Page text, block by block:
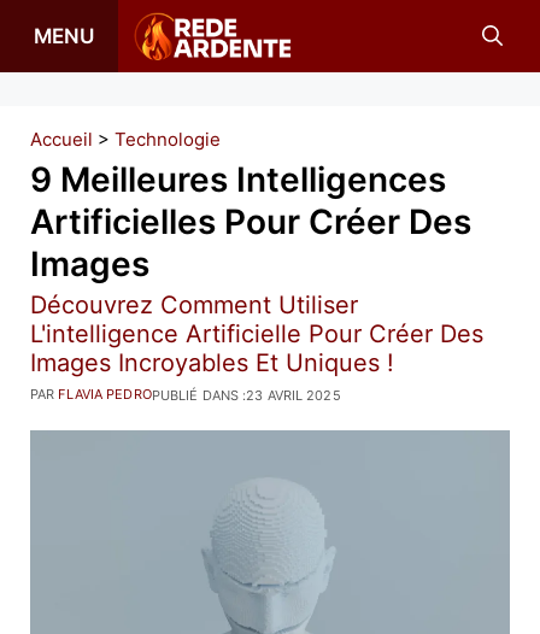
MENU
Accueil > Technologie
9 Meilleures Intelligences
Artificielles Pour Créer Des
Images
Découvrez Comment Utiliser
L'intelligence Artificielle Pour Créer Des
Images Incroyables Et Uniques !
PUBLIÉ DANS :23 AVRIL 2025
PAR FLAVIA PEDRO